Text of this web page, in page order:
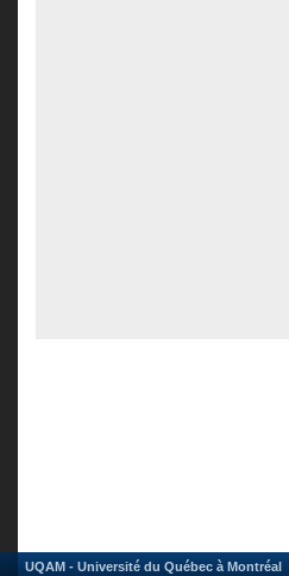
UQAM - Université du Québec à Montréal